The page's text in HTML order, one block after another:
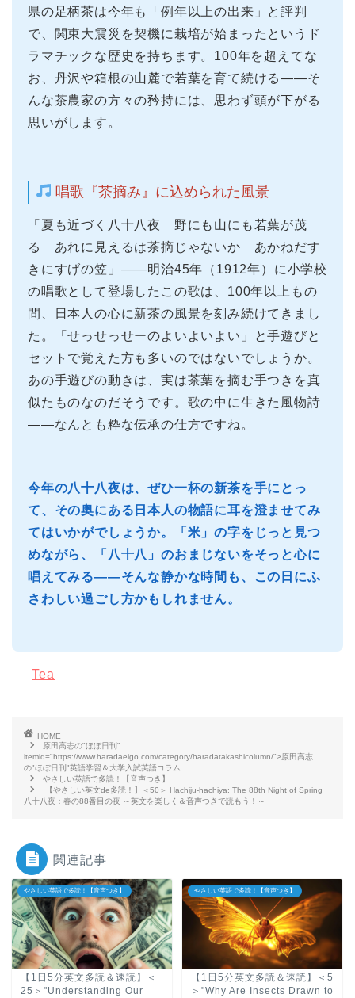
県の足柄茶は今年も「例年以上の出来」と評判
で、関東大震災を契機に栽培が始まったというド
ラマチックな歴史を持ちます。100年を超えてな
お、丹沢や箱根の山麓で若葉を育て続ける——そ
んな茶農家の方々の矜持には、思わず頭が下がる
思いがします。
唱歌『茶摘み』に込められた風景
「夏も近づく八十八夜 野にも山にも若葉が茂
る あれに見えるは茶摘じゃないか あかねだす
きにすげの笠」——明治45年（1912年）に小学校
の唱歌として登場したこの歌は、100年以上もの
間、日本人の心に新茶の風景を刻み続けてきまし
た。「せっせっせーのよいよいよい」と手遊びと
セットで覚えた方も多いのではないでしょうか。
あの手遊びの動きは、実は茶葉を摘む手つきを真
似たものなのだそうです。歌の中に生きた風物詩
——なんとも粋な伝承の仕方ですね。
今年の八十八夜は、ぜひ一杯の新茶を手にとっ
て、その奥にある日本人の物語に耳を澄ませてみ
てはいかがでしょうか。「米」の字をじっと見つ
めながら、「八十八」のおまじないをそっと心に
唱えてみる——そんな静かな時間も、この日にふ
さわしい過ごし方かもしれません。
Tea
HOME
原田高志の"ほぼ日刊"
itemid="https://www.haradaeigo.com/category/haradatakashicolumn/">原田高志
の"ほぼ日刊"英語学習＆大学入試英語コラム
やさしい英語で多読！【音声つき】
【やさしい英文de多読！】＜50＞ Hachiju-hachiya: The 88th Night of Spring
八十八夜：春の88番目の夜 ～英文を楽しく＆音声つきで読もう！～
関連記事
やさしい英語で多読！【音声つき】
【1日5分英文多読＆速読】＜
25＞"Understanding Our
やさしい英語で多読！【音声つき】
【1日5分英文多読＆速読】＜5
＞"Why Are Insects Drawn to